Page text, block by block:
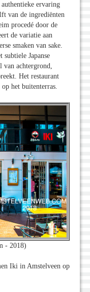
ervaring
van de ingrediënten
procedé door de
de variatie aan
smaken van sake.
subtiele Japanse
van achtergrond,
Het restaurant
het buitenterras.
- 2018)
Iki in Amstelveen op